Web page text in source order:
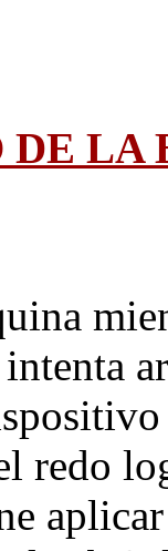
LA
redo